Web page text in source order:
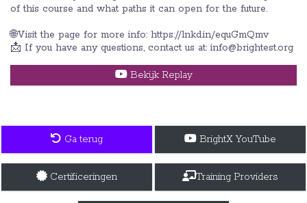
of this course and what paths it can open for the future.
🌐Visit the page for more info: https://lnkd.in/equGmQmv
📩 If you have any questions, contact us at: info@brightest.org
Bekijk Replay
Ga terug BrightX YouTube
Certificeringen Training Providers